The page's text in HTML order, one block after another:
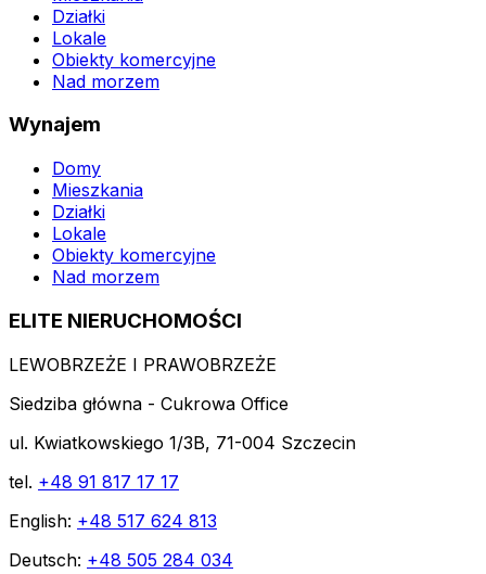
Działki
Lokale
Obiekty komercyjne
Nad morzem
Wynajem
Domy
Mieszkania
Działki
Lokale
Obiekty komercyjne
Nad morzem
ELITE NIERUCHOMOŚCI
LEWOBRZEŻE I PRAWOBRZEŻE
Siedziba główna - Cukrowa Office
ul. Kwiatkowskiego 1/3B, 71-004 Szczecin
tel. +48 91 817 17 17
English: +48 517 624 813
Deutsch: +48 505 284 034